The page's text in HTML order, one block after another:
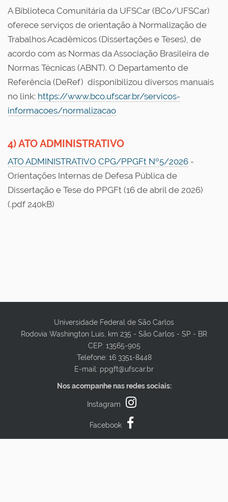
A Biblioteca Comunitária da UFSCar (BCo/UFSCar)
oferece serviços de orientação à Normalização de
Trabalhos Acadêmicos (Dissertações e Teses), de
acordo com as Normas da Associação Brasileira de
Normas Técnicas (ABNT). O Departamento de
Referência (DeRef) disponibilizou diversos manuais
no link: https://www.bco.ufscar.br/servicos-
informacoes/normalizacao
4) ATO ADMINISTRATIVO
ATO ADMINISTRATIVO CPG/PPGFt Nº5/2026 -
Orientações Internas de Defesa Pública de
Dissertação e Tese do PPGFt (16 de abril de 2026)
(.pdf 240kB)
Universidade Federal de São Carlos
Rodovia Washington Luis, km 235 - São Carlos - SP - BR
CEP: 13565-905
Telefone: 16 3351-8448
E-mail: ppgft@ufscar.br
Nos acompanhe nas redes sociais:
Instagram
Facebook